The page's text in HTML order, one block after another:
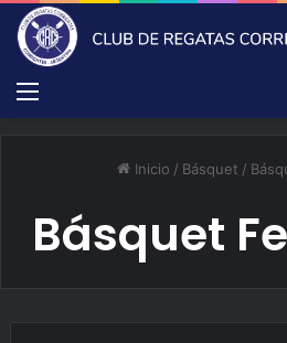
Menú
Inicio / Básquet /
Básquet